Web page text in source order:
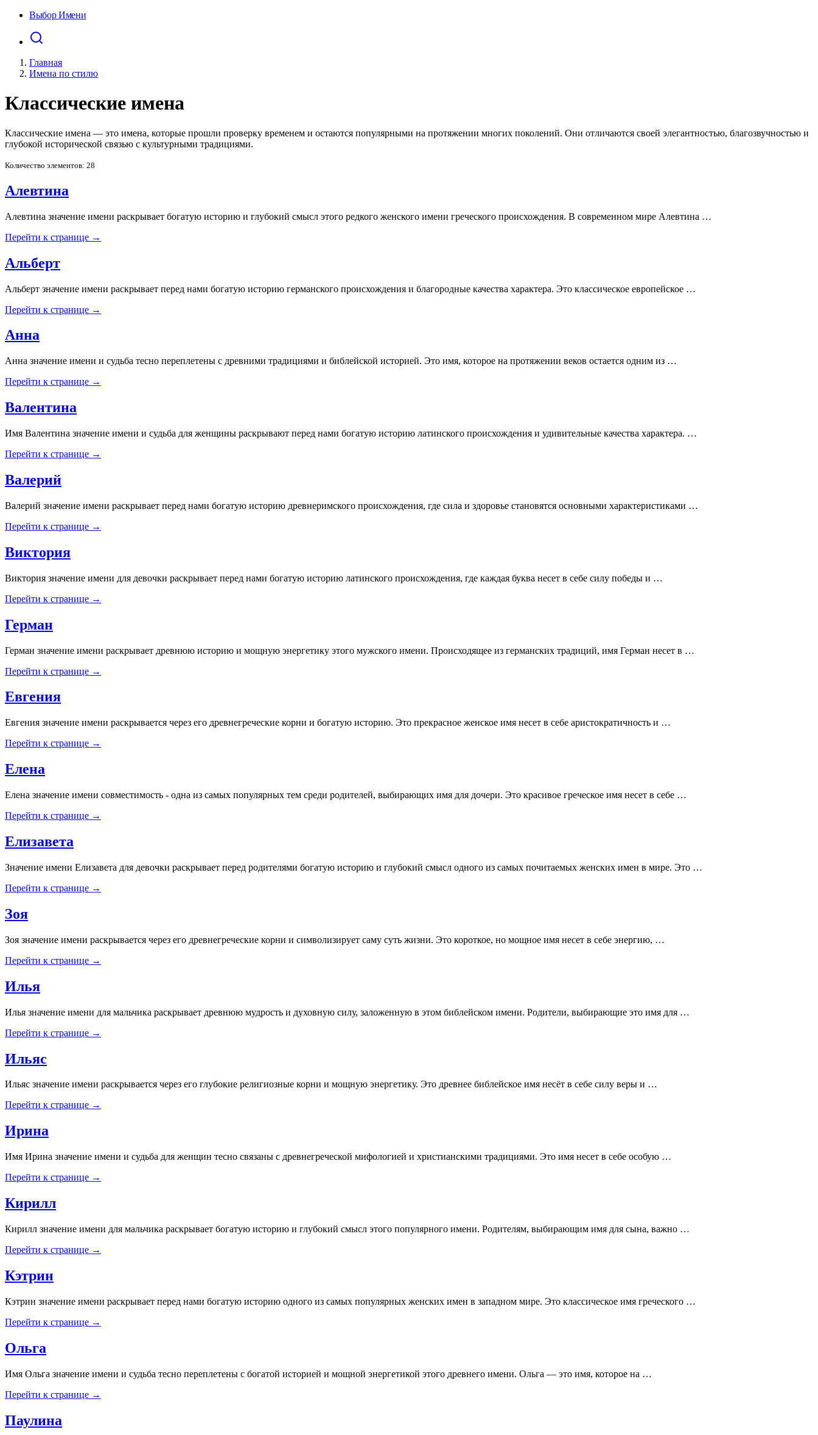
Выбор Имени
Главная
Имена по стилю
Классические имена
Классические имена — это имена, которые прошли проверку временем и остаются популярными на протяжении многих поколений. Они отличаются своей элегантностью, благозвучностью и
глубокой исторической связью с культурными традициями.
Количество элементов: 28
Алевтина
Алевтина значение имени раскрывает богатую историю и глубокий смысл этого редкого женского имени греческого происхождения. В современном мире Алевтина …
Перейти к странице →
Альберт
Альберт значение имени раскрывает перед нами богатую историю германского происхождения и благородные качества характера. Это классическое европейское …
Перейти к странице →
Анна
Анна значение имени и судьба тесно переплетены с древними традициями и библейской историей. Это имя, которое на протяжении веков остается одним из …
Перейти к странице →
Валентина
Имя Валентина значение имени и судьба для женщины раскрывают перед нами богатую историю латинского происхождения и удивительные качества характера. …
Перейти к странице →
Валерий
Валерий значение имени раскрывает перед нами богатую историю древнеримского происхождения, где сила и здоровье становятся основными характеристиками …
Перейти к странице →
Виктория
Виктория значение имени для девочки раскрывает перед нами богатую историю латинского происхождения, где каждая буква несет в себе силу победы и …
Перейти к странице →
Герман
Герман значение имени раскрывает древнюю историю и мощную энергетику этого мужского имени. Происходящее из германских традиций, имя Герман несет в …
Перейти к странице →
Евгения
Евгения значение имени раскрывается через его древнегреческие корни и богатую историю. Это прекрасное женское имя несет в себе аристократичность и …
Перейти к странице →
Елена
Елена значение имени совместимость - одна из самых популярных тем среди родителей, выбирающих имя для дочери. Это красивое греческое имя несет в себе …
Перейти к странице →
Елизавета
Значение имени Елизавета для девочки раскрывает перед родителями богатую историю и глубокий смысл одного из самых почитаемых женских имен в мире. Это …
Перейти к странице →
Зоя
Зоя значение имени раскрывается через его древнегреческие корни и символизирует саму суть жизни. Это короткое, но мощное имя несет в себе энергию, …
Перейти к странице →
Илья
Илья значение имени для мальчика раскрывает древнюю мудрость и духовную силу, заложенную в этом библейском имени. Родители, выбирающие это имя для …
Перейти к странице →
Ильяс
Ильяс значение имени раскрывается через его глубокие религиозные корни и мощную энергетику. Это древнее библейское имя несёт в себе силу веры и …
Перейти к странице →
Ирина
Имя Ирина значение имени и судьба для женщин тесно связаны с древнегреческой мифологией и христианскими традициями. Это имя несет в себе особую …
Перейти к странице →
Кирилл
Кирилл значение имени для мальчика раскрывает богатую историю и глубокий смысл этого популярного имени. Родителям, выбирающим имя для сына, важно …
Перейти к странице →
Кэтрин
Кэтрин значение имени раскрывает перед нами богатую историю одного из самых популярных женских имен в западном мире. Это классическое имя греческого …
Перейти к странице →
Ольга
Имя Ольга значение имени и судьба тесно переплетены с богатой историей и мощной энергетикой этого древнего имени. Ольга — это имя, которое на …
Перейти к странице →
Паулина